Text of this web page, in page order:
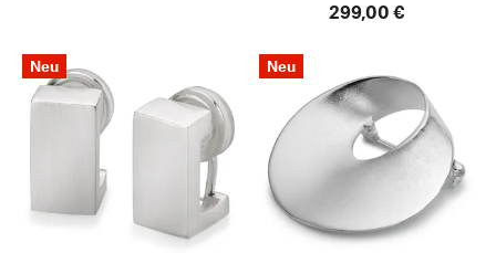
299,00 €
Neu Neu